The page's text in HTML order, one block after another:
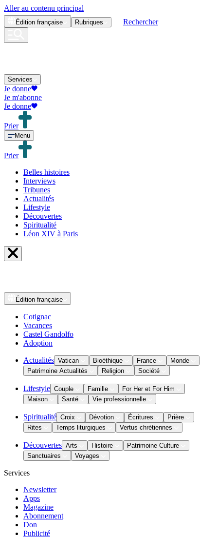
Aller au contenu principal
Édition française Rubriques Rechercher
Services
Je donne
Je m'abonne
Je donne
Prier
Menu
Prier
Belles histoires
Interviews
Tribunes
Actualités
Lifestyle
Découvertes
Spiritualité
Léon XIV à Paris
Édition française
Cotignac
Vacances
Castel Gandolfo
Adoption
Actualités Vatican Bioéthique France
Monde
Patrimoine Actualités
Religion Société
Lifestyle Couple Famille
For Her et For Him
Maison
Santé Vie professionnelle
Spiritualité Croix Dévotion Écritures
Prière
Rites
Temps liturgiques Vertus chrétiennes
Découvertes Arts Histoire
Patrimoine Culture
Sanctuaires
Voyages
Services
Newsletter
Apps
Magazine
Abonnement
Don
Publicité